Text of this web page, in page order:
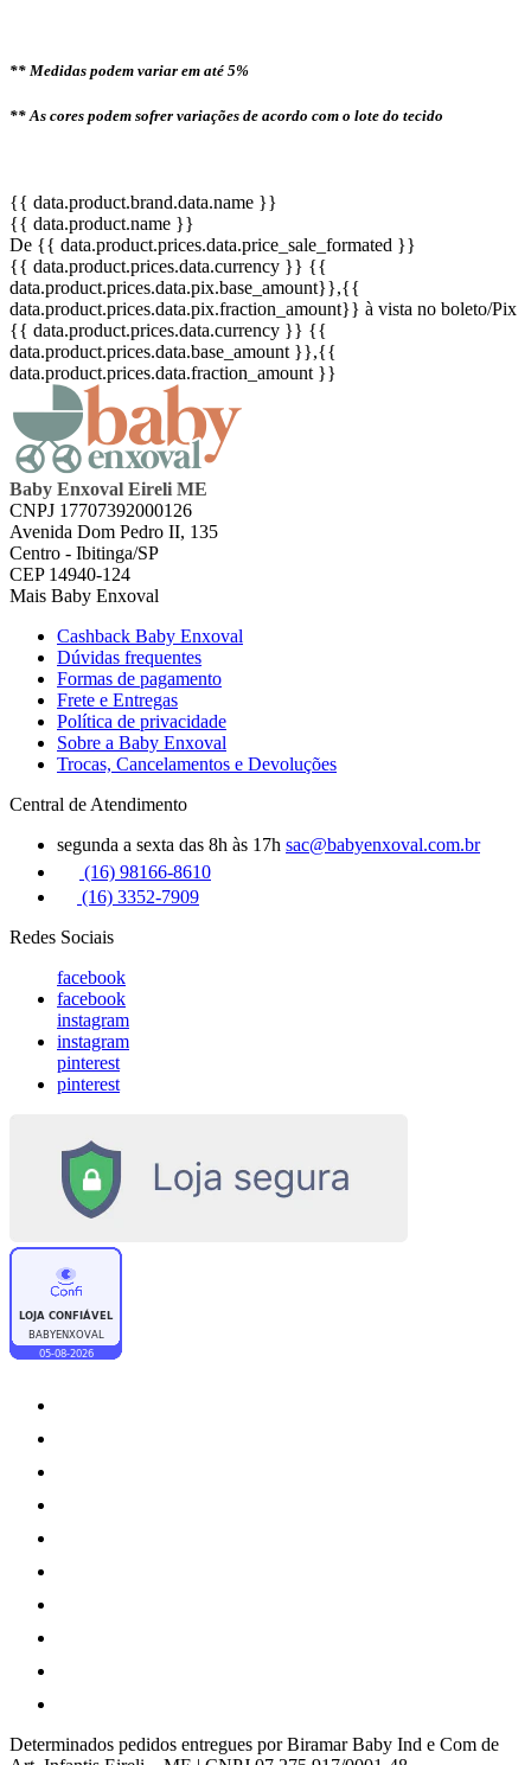
** Medidas podem variar em até 5%
** As cores podem sofrer variações de acordo com o lote do tecido
{{ data.product.brand.data.name }}
{{ data.product.name }}
De {{ data.product.prices.data.price_sale_formated }}
{{ data.product.prices.data.currency }} {{
data.product.prices.data.pix.base_amount}},{{
data.product.prices.data.pix.fraction_amount}} à vista no boleto/Pix
{{ data.product.prices.data.currency }} {{
data.product.prices.data.base_amount }},{{
data.product.prices.data.fraction_amount }}
Baby Enxoval Eireli ME
CNPJ 17707392000126
Avenida Dom Pedro II, 135
Centro - Ibitinga/SP
CEP 14940-124
Mais Baby Enxoval
Cashback Baby Enxoval
Dúvidas frequentes
Formas de pagamento
Frete e Entregas
Política de privacidade
Sobre a Baby Enxoval
Trocas, Cancelamentos e Devoluções
Central de Atendimento
segunda a sexta das 8h às 17h sac@babyenxoval.com.br
(16) 98166-8610
(16) 3352-7909
Redes Sociais
facebook
facebook
instagram
instagram
pinterest
pinterest
Determinados pedidos entregues por Biramar Baby Ind e Com de